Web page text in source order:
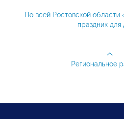
По всей Ростовской области
праздник для
Региональное